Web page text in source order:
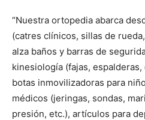
“Nuestra ortopedia abarca
(catres clínicos, sillas de
alza baños y barras de
kinesiología (fajas,
botas inmovilizadoras para
médicos (jeringas, sondas,
presión, etc.), artículos para